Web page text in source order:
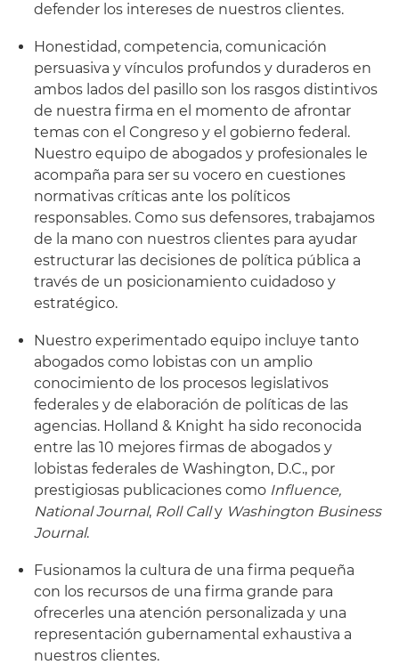
defender los intereses de nuestros clientes.
Honestidad, competencia, comunicación
persuasiva y vínculos profundos y duraderos en
ambos lados del pasillo son los rasgos distintivos
de nuestra firma en el momento de afrontar
temas con el Congreso y el gobierno federal.
Nuestro equipo de abogados y profesionales le
acompaña para ser su vocero en cuestiones
normativas críticas ante los políticos
responsables. Como sus defensores, trabajamos
de la mano con nuestros clientes para ayudar
estructurar las decisiones de política pública a
través de un posicionamiento cuidadoso y
estratégico.
Nuestro experimentado equipo incluye tanto
abogados como lobistas con un amplio
conocimiento de los procesos legislativos
federales y de elaboración de políticas de las
agencias. Holland & Knight ha sido reconocida
entre las 10 mejores firmas de abogados y
lobistas federales de Washington, D.C., por
prestigiosas publicaciones como Influence,
National Journal, Roll Cally Washington Business
Journal.
Fusionamos la cultura de una firma pequeña
con los recursos de una firma grande para
ofrecerles una atención personalizada y una
representación gubernamental exhaustiva a
nuestros clientes.